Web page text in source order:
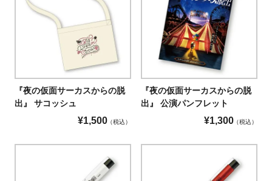
『夜の仮面サーカスからの脱
出』 サコッシュ
¥1,500 税込
『夜の仮面サーカスからの脱
出』 公演パンフレット
¥1,300 税込